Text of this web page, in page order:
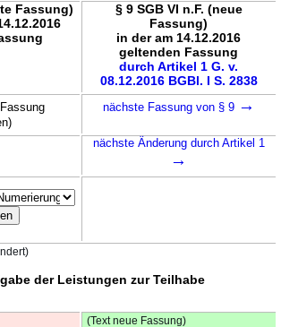
Fassung)
§ 9 SGB VI n.F. (neue
Fassung)
in der am 14.12.2016
geltenden Fassung
durch Artikel 1 G. v.
08.12.2016 BGBl. I S. 2838
nächste Fassung von § 9 →
nächste Änderung durch Artikel 1
→
der Leistungen zur Teilhabe
(Text neue Fassung)